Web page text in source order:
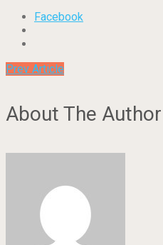
Facebook
Prev Article
About The Author